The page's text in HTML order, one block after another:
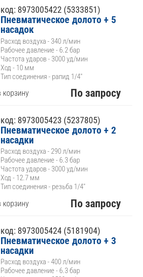
код: 8973005422 (5333851)
Пневматическое долото + 5
насадок
Расход воздуха - 340 л/мин
Рабочее давление - 6.2 бар
Частота ударов - 3000 уд/мин
Ход - 10 мм
Тип соединения - рапид 1/4"
По запросу
код: 8973005423 (5237805)
Пневматическое долото + 2
насадки
Расход воздуха - 290 л/мин
Рабочее давление - 6.3 бар
Частота ударов - 3000 уд/мин
Ход - 12.7 мм
Тип соединения - резьба 1/4"
По запросу
код: 8973005424 (5181904)
Пневматическое долото + 3
насадки
Расход воздуха - 400 л/мин
Рабочее давление - 6.3 бар